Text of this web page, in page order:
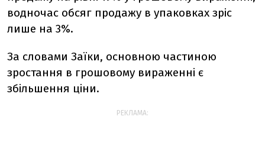
водночас обсяг продажу в упаковках зріс
лише на 3%.
За словами Заїки, основною частиною
зростання в грошовому вираженні є
збільшення ціни.
РЕКЛАМА: